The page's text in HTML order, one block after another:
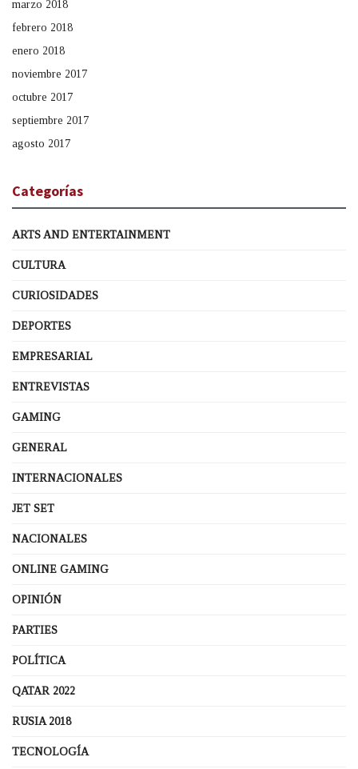
marzo 2018
febrero 2018
enero 2018
noviembre 2017
octubre 2017
septiembre 2017
agosto 2017
Categorías
ARTS AND ENTERTAINMENT
CULTURA
CURIOSIDADES
DEPORTES
EMPRESARIAL
ENTREVISTAS
GAMING
GENERAL
INTERNACIONALES
JET SET
NACIONALES
ONLINE GAMING
OPINIÓN
PARTIES
POLÍTICA
QATAR 2022
RUSIA 2018
TECNOLOGÍA